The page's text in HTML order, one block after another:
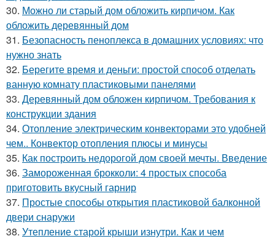
30. Можно ли старый дом обложить кирпичом. Как
обложить деревянный дом
31. Безопасность пеноплекса в домашних условиях: что
нужно знать
32. Берегите время и деньги: простой способ отделать
ванную комнату пластиковыми панелями
33. Деревянный дом обложен кирпичом. Требования к
конструкции здания
34. Отопление электрическим конвекторами это удобней
чем.. Конвектор отопления плюсы и минусы
35. Как построить недорогой дом своей мечты. Введение
36. Замороженная брокколи: 4 простых способа
приготовить вкусный гарнир
37. Простые способы открытия пластиковой балконной
двери снаружи
38. Утепление старой крыши изнутри. Как и чем